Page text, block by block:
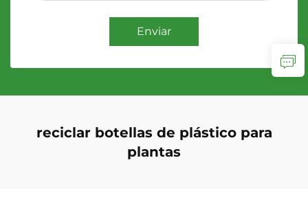
Enviar
reciclar botellas de plástico para
plantas